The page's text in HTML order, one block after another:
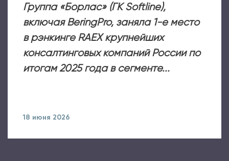
Группа «Борлас» (ГК Softline),
включая BeringPro, заняла 1-е место
в рэнкинге RAEX крупнейших
консалтинговых компаний России по
итогам 2025 года в сегменте...
18 июня 2026